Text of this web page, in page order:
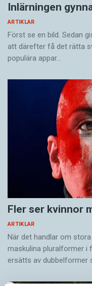
Inlärningen
ARTIKLAR
Först se en bild. Sedan
att därefter få det rätta
populära appar…
Fler ser kvinnor
ARTIKLAR
När det handlar om
maskulina pluralformer i
ersätts av dubbel­former